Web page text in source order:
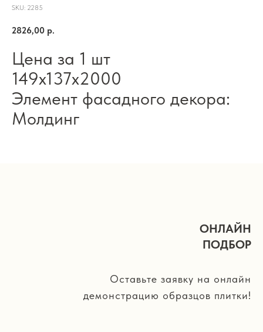
SKU: 2285
2826,00 р.
Цена за 1 шт
149х137х2000
Элемент фасадного декора:
Молдинг
ОНЛАЙН
ПОДБОР
Оставьте заявку на онлайн
демонстрацию образцов плитки!